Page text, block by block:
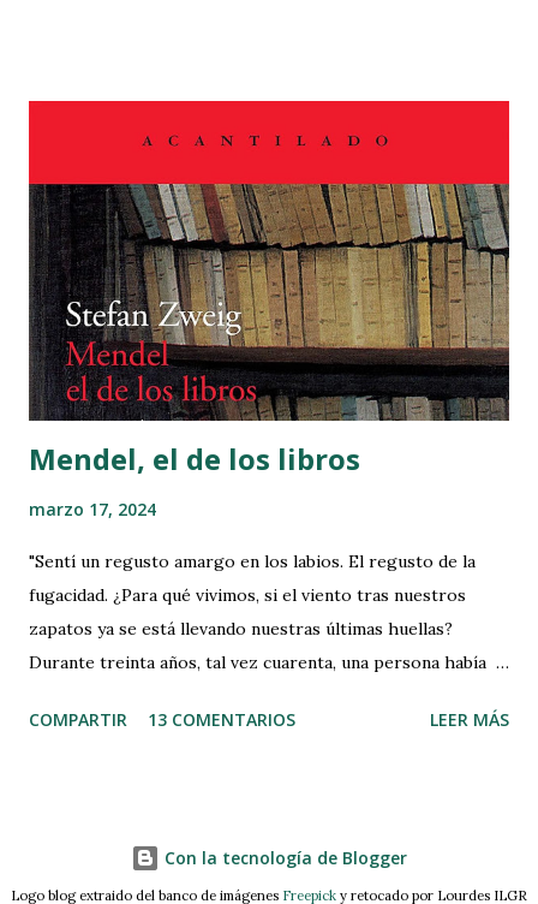
el cumplimiento del sensual apetito: que, puesto que tu
corporal hermosura me cautivó los sentidos, tus infinitas
virtudes me aprisionaron el alma, de manera que si
hermosa te quise, fea te adoro; y para confirmar esta
verdad, dame esa mano." MI LECTURA: Inspirado en un
hecho real, el saqueo de Cádiz de 1596 y adaptando la
novela b...
Mendel, el de los libros
marzo 17, 2024
"Sentí un regusto amargo en los labios. El regusto de la
fugacidad. ¿Para qué vivimos, si el viento tras nuestros
zapatos ya se está llevando nuestras últimas huellas?
Durante treinta años, tal vez cuarenta, una persona había
unos cuantos metros cuadrados, y bastaba con que pasaran
Buchmendel Autor: Stefan Zweig Género: Cuento
Temática: Narrativa Idioma Original: Alemán Año
COMPARTIR 13 COMENTARIOS LEER MÁS
Con la tecnología de Blogger
Logo blog extraido del banco de imágenes Freepick y retocado por Lourdes ILGR